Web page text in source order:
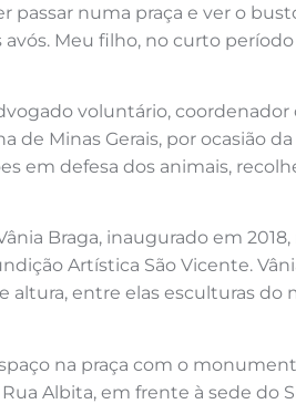
passar numa praça e ver o
Meu filho, no curto
voluntário, coordenador
de Minas Gerais, por ocasião
em defesa dos animais,
Braga, inaugurado em 2018,
Artística São Vicente.
entre elas esculturas do
na praça com o
Albita, em frente à sede do